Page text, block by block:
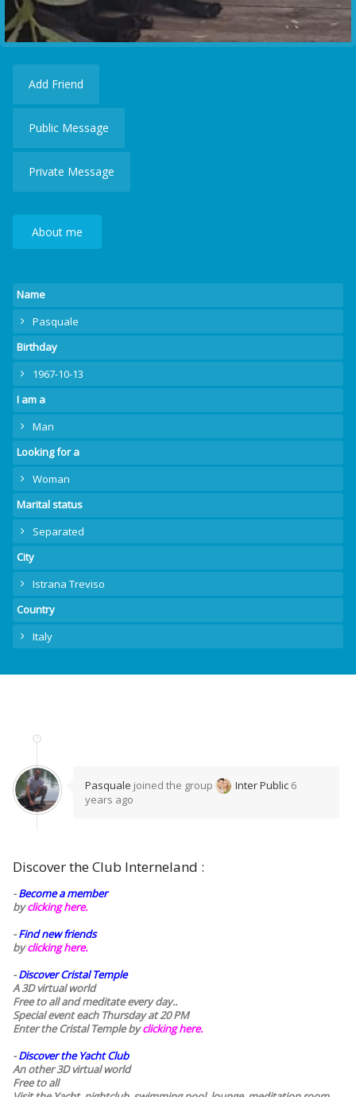
Add Friend
Public Message
Private Message
About me
Name
Pasquale
Birthday
1967-10-13
I am a
Man
Looking for a
Woman
Marital status
Separated
City
Istrana Treviso
Country
Italy
Pasquale joined the group Inter Public 6
years ago
Discover the Club Interneland :
-Become a member
byclicking here.
-Find new friends
byclicking here.
-Discover Cristal Temple
A 3D virtual world
Free to all and meditate every day..
Special event each Thursday at 20 PM
Enter the Cristal Temple byclicking here.
-Discover the Yacht Club
An other 3D virtual world
Free to all